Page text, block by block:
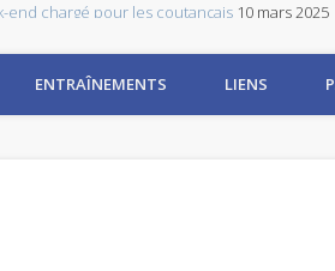
end chargé pour les coutançais 10 mars 2025
TRI3 mars 2025
ENTRAÎNEMENTS LIENS